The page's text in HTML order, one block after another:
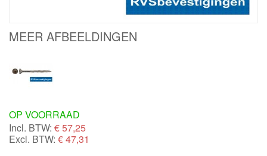
MEER AFBEELDINGEN
OP VOORRAAD
Incl. BTW: €57,25
Excl. BTW: € 47,31